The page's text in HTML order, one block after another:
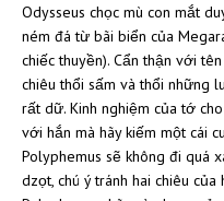
Odysseus chọc mù con mắt
ném đá từ bãi biển của
chiếc thuyền). Cẩn thận với
chiêu thổi sấm và thổi những
rất dữ. Kinh nghiệm của tớ
với hắn mà hãy kiếm một cái
Polyphemus sẽ không đi quá
dzọt, chú ý tránh hai chiêu